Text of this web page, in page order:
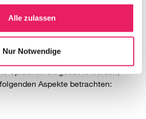
Alle zulassen
Nur Notwendige
wichtig sind. Hierzu
die Branche und das individuelle
wird. Wer seine beruflichen
Aspekte betrachten: